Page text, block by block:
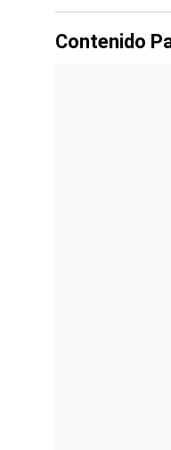
Contenido